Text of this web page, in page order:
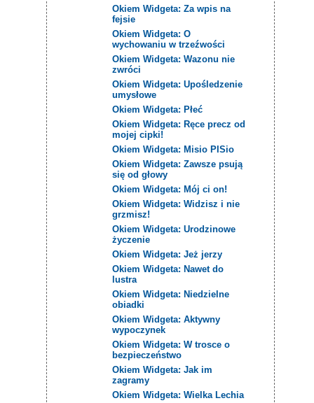
Okiem Widgeta: Za wpis na
fejsie
Okiem Widgeta: O
wychowaniu w trzeźwości
Okiem Widgeta: Wazonu nie
zwróci
Okiem Widgeta: Upośledzenie
umysłowe
Okiem Widgeta: Płeć
Okiem Widgeta: Ręce precz od
mojej cipki!
Okiem Widgeta: Misio PISio
Okiem Widgeta: Zawsze psują
się od głowy
Okiem Widgeta: Mój ci on!
Okiem Widgeta: Widzisz i nie
grzmisz!
Okiem Widgeta: Urodzinowe
życzenie
Okiem Widgeta: Jeż jerzy
Okiem Widgeta: Nawet do
lustra
Okiem Widgeta: Niedzielne
obiadki
Okiem Widgeta: Aktywny
wypoczynek
Okiem Widgeta: W trosce o
bezpieczeństwo
Okiem Widgeta: Jak im
zagramy
Okiem Widgeta: Wielka Lechia